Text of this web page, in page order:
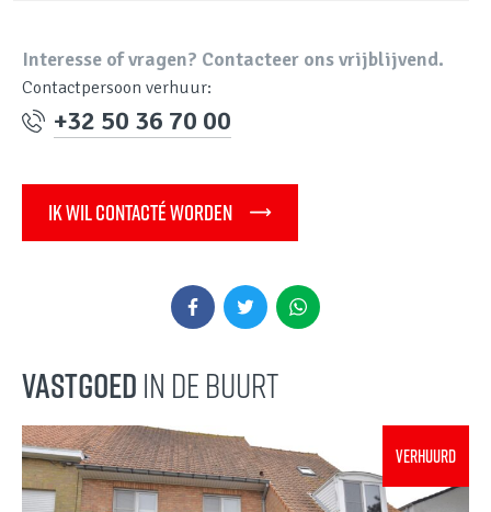
Interesse of vragen? Contacteer ons vrijblijvend.
Contactpersoon verhuur:
+32 50 36 70 00
IK WIL CONTACTÉ WORDEN
Vastgoedin de buurt
VERHUURD